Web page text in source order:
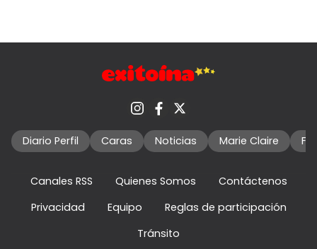
Diario Perfil Caras Noticias Marie Claire
Canales RSS Quienes Somos
Contáctenos
Privacidad
Equipo
Reglas de participación
Tránsito